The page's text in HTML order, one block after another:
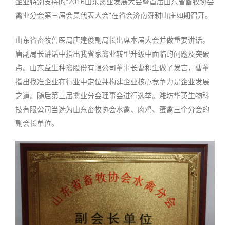
禽业分会第三届会员代表大会”在省会济南舜耕山庄如期召开。
山东省畜牧兽医局唐建俊副局长出席本届大会并做重要讲话。
唐副局长讲话中指出我省家禽业转型升级中面临的问题及突破
点。山东益生种禽股份有限公司董事长曹积生做了发言，曹董
指出找准企业在行业中定位并构建企业核心竞争力是企业发展
之道。随后第三届禽业分会理事会进行选举。潍坊华英生物科
技有限公司当选为山东畜牧协会水禽、肉鸡、蛋禽三个分会的
副会长单位。